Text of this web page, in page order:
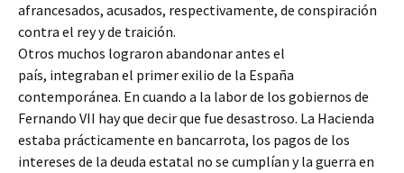
afrancesados, acusados, respectivamente, de conspiración
contra el rey y de traición.
Otros muchos lograron abandonar antes el
país, integraban el primer exilio de la España
contemporánea. En cuando a la labor de los gobiernos de
Fernando VII hay que decir que fue desastroso. La Hacienda
estaba prácticamente en bancarrota, los pagos de los
intereses de la deuda estatal no se cumplían y la guerra en